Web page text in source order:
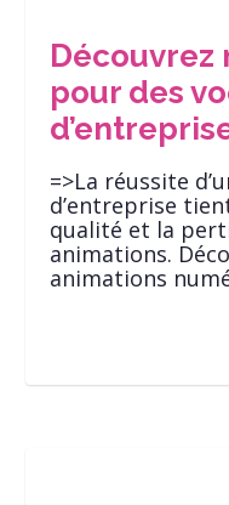
Découvrez
pour des
=>La réussite
d’entreprise
qualité et la
animations.
animations